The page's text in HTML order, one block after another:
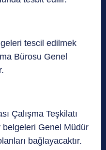
tescil edilmek
Bürosu Genel
Çalışma Teşkilatı
Genel Müdür
bağlayacaktır.